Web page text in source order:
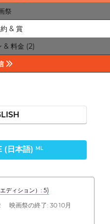
祭
& 賞
& 料金 (2)
(日本語) ML
ディション）: 5)
映画祭の終了: 30 10月